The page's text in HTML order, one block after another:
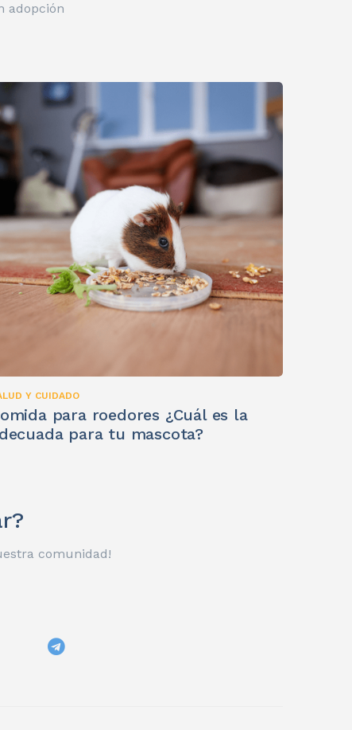
adopción
Y CUIDADO
para roedores ¿Cuál es la
para tu mascota?
comunidad!